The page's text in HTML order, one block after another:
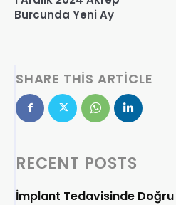
Burcunda Yeni Ay
SHARE THIS ARTICLE
RECENT POSTS
İmplant Tedavisinde Doğru